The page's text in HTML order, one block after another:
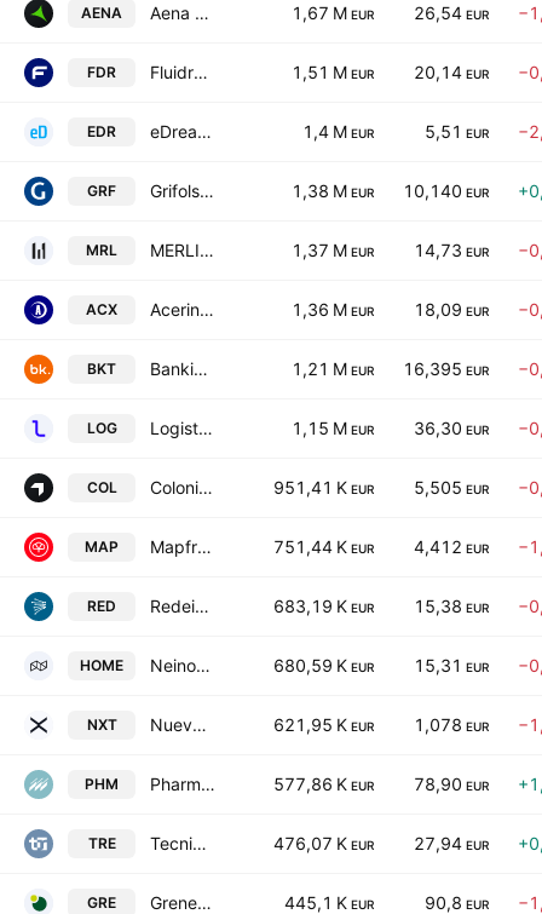
AENA Aena SME SA 1,67 M EUR 26,54 EUR
FDR Fluidra, S.A. 1,51 M EUR 20,14 EUR
EDR eDreams ODIGEO 1,4 M EUR 5,51 EUR
GRF Grifols, S.A. Class A 1,38 M EUR 10,140 EUR
MRL MERLIN Properties SOCIMI, S.A. 1,37 M EUR 14,73 EUR
ACX Acerinox SA 1,36 M EUR 18,09 EUR
BKT Bankinter SA 1,21 M EUR 16,395 EUR
LOG Logista Integral, S.A. 1,15 M EUR 36,30 EUR
COL Colonial SFL SOCIMI SA 951,41 K EUR 5,505 EUR
MAP Mapfre SA 751,44 K EUR 4,412 EUR
RED Redeia Corporacion SA 683,19 K EUR 15,38 EUR
HOME Neinor Homes SA 680,59 K EUR 15,31 EUR
NXT Nueva Expresion Textil, S.A. 621,95 K EUR 1,078 EUR
PHM Pharma Mar SA 577,86 K EUR 78,90 EUR
TRE Tecnicas Reunidas SA 476,07 K EUR 27,94 EUR
GRE Grenergy Renovables S.A 445,1 K EUR 90,8 EUR